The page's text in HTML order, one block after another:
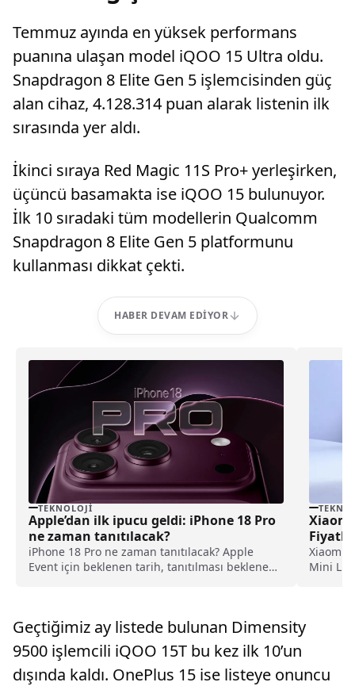
Temmuz ayında en yüksek performans
puanına ulaşan model iQOO 15 Ultra oldu.
Snapdragon 8 Elite Gen 5 işlemcisinden güç
alan cihaz, 4.128.314 puan alarak listenin ilk
sırasında yer aldı.
İkinci sıraya Red Magic 11S Pro+ yerleşirken,
üçüncü basamakta ise iQOO 15 bulunuyor.
İlk 10 sıradaki tüm modellerin Qualcomm
Snapdragon 8 Elite Gen 5 platformunu
kullanması dikkat çekti.
HABER DEVAM EDIYOR
TEKNOLOJI
Apple’dan ilk ipucu geldi: iPhone 18 Pro
ne zaman tanıtılacak?
iPhone 18 Pro ne zaman tanıtılacak? Apple
Event için beklenen tarih, tanıtılması beklenen
Xiaomi
Xiaomi,
Mini
Geçtiğimiz ay listede bulunan Dimensity
9500 işlemcili iQOO 15T bu kez ilk 10’un
dışında kaldı. OnePlus 15 ise listeye onuncu